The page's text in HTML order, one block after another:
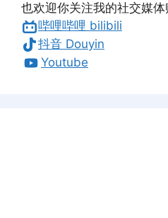
也欢迎你关注我的社交媒体
哔哩哔哩 bilibili
抖音 Douyin
Youtube